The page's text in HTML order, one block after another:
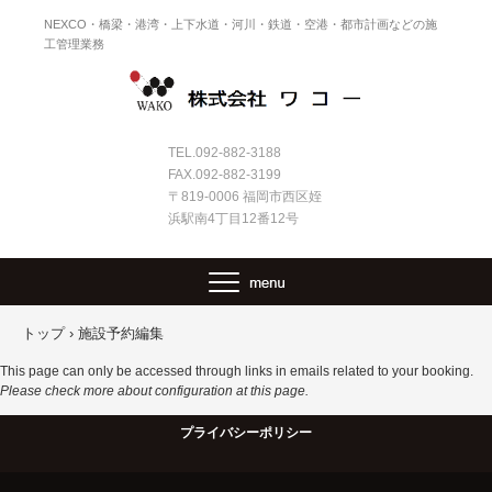
NEXCO・橋梁・港湾・上下水道・河川・鉄道・空港・都市計画などの施
工管理業務
TEL.092-882-3188
FAX.092-882-3199
〒819-0006 福岡市西区姪
浜駅南4丁目12番12号
トップ › 施設予約編集
This page can only be accessed through links in emails related to your booking.
Please check more about configuration atthis page.
プライバシーポリシー